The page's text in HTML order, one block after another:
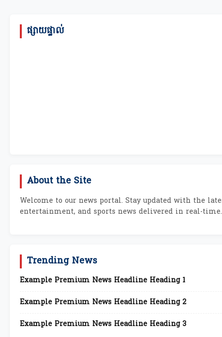
ផ្សាយផ្ទាល់
About the Site
Welcome to our news portal. Stay updated with the
entertainment, and sports news delivered in real-time.
Trending News
Example Premium News Headline Heading 1
Example Premium News Headline Heading 2
Example Premium News Headline Heading 3